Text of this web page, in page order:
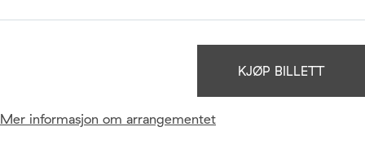
KJØP BILLETT
Mer informasjon om arrangementet